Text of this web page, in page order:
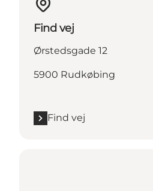
Find vej
Ørstedsgade 12
5900 Rudkøbing
Find vej